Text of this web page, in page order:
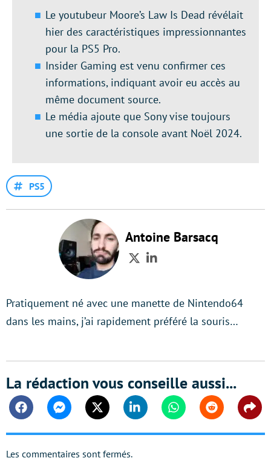
Le youtubeur Moore’s Law Is Dead révélait
hier des caractéristiques impressionnantes
pour la PS5 Pro.
Insider Gaming est venu confirmer ces
informations, indiquant avoir eu accès au
même document source.
Le média ajoute que Sony vise toujours
une sortie de la console avant Noël 2024.
PS5
Antoine Barsacq
TwitterLinkedIn
Pratiquement né avec une manette de Nintendo64
dans les mains, j’ai rapidement préféré la souris…
La rédaction vous conseille aussi...
FacebookMessengerTwitter Linkedin WhatsappReddit
Les commentaires sont fermés.